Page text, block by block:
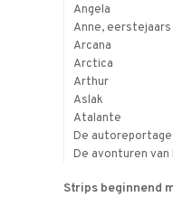
Angela
Anne, eerstejaars
Arcana
Arctica
Arthur
Aslak
Atalante
De
De avonturen
Strips beginnend